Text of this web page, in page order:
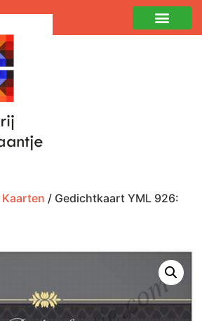
Kaarten / Gedichtkaart YML 926: